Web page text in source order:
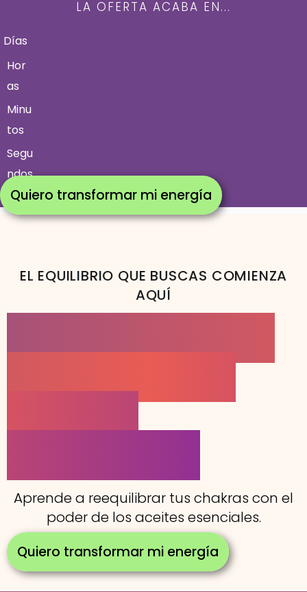
LA OFERTA ACABA EN...
Días
Hor
as
Minu
tos
Segu
ndos
Quiero transformar mi energía
EL EQUILIBRIO QUE BUSCAS COMIENZA
AQUÍ
Reequilibrio de
Chakras con
aceites
Aprende a reequilibrar tus chakras con el
poder de los aceites esenciales.
Quiero transformar mi energía